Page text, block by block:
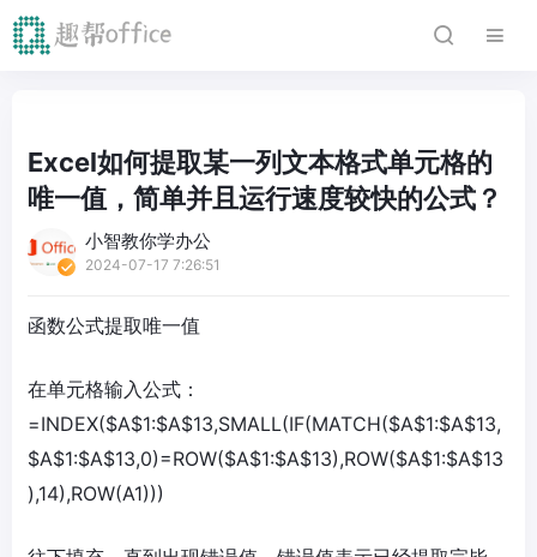
Excel如何提取某一列文本格式单元格的
唯一值，简单并且运行速度较快的公式？
小智教你学办公
2024-07-17 7:26:51
函数公式提取唯一值
在单元格输入公式：
=INDEX($A$1:$A$13,SMALL(IF(MATCH($A$1:$A$13,
$A$1:$A$13,0)=ROW($A$1:$A$13),ROW($A$1:$A$13
),14),ROW(A1)))